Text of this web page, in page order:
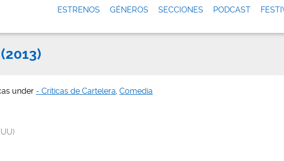
ESTRENOS GÉNEROS SECCIONES PODCAST
under - Críticas de Cartelera, Comedia